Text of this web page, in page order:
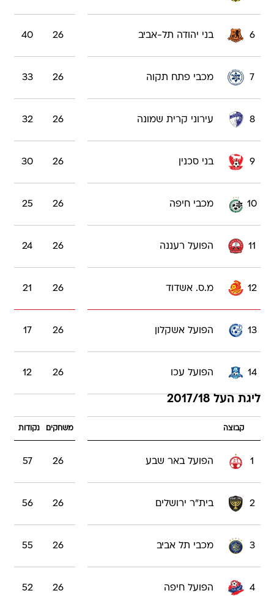
6 בני יהודה תל-אביב 26
40
7 מכבי פתח תקוה 26
33
8 עירוני קרית שמונה 26
32
9 בני סכנין 26
30
10 מכבי חיפה 26
25
11 הפועל רעננה 26
24
12 מ.ס. אשדוד 26
21
13 הפועל אשקלון 26
17
14 הפועל עכו 26
12
ליגת העל 2017/18
קבוצה משחקים נקודות
1 הפועל באר שבע 26
57
2 בית"ר ירושלים 26
56
3 מכבי תל אביב 26
55
4 הפועל חיפה 26
52